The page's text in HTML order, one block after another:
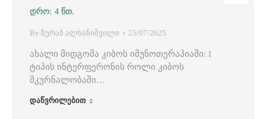
By ზურაბ ალხანიშვილი 25/07/2025
ახალი მიდგომა კიბოს იმუნოთერაპიაში: I
ტიპის ინტერფერონის როლი კიბოს
მკურნალობაში…
დაწვრილებით